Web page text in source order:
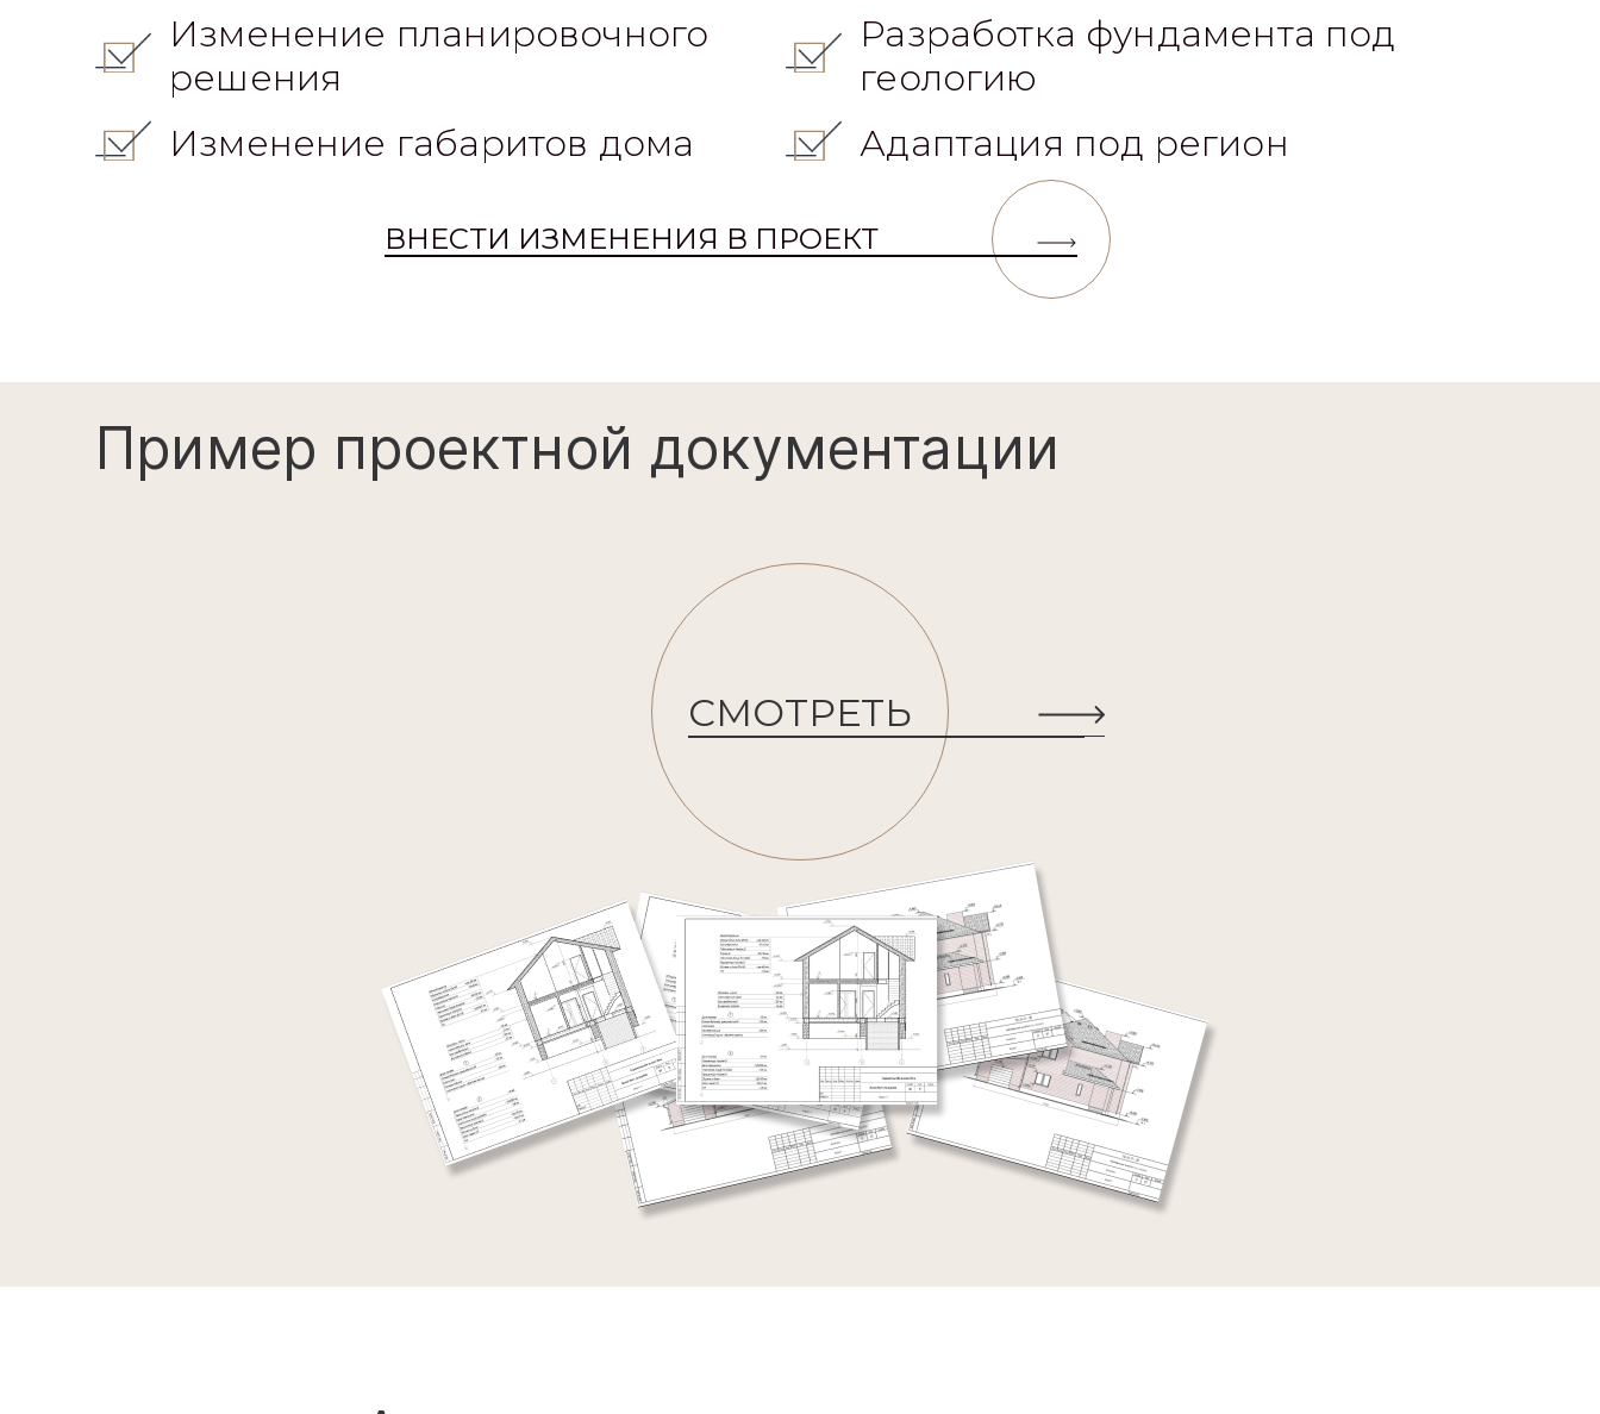
Изменение планировочного
решения
Изменение габаритов дома
Разработка фундамента под
геологию
Адаптация под регион
ВНЕСТИ ИЗМЕНЕНИЯ В ПРОЕКТ
Пример проектной документации
СМОТРЕТЬ